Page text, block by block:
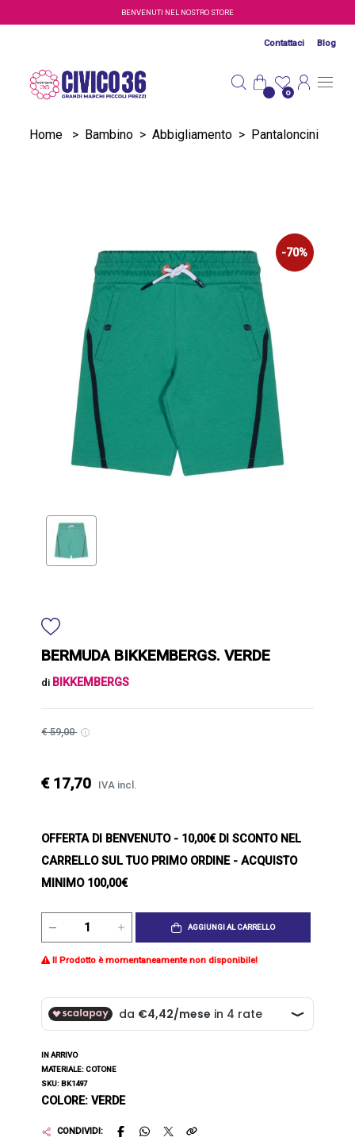
Salta al contenuto principaleBENVENUTI NEL NOSTRO STORE
Contattaci Blog
0
Home > Bambino > Abbigliamento > Pantaloncini
-70%
BERMUDA BIKKEMBERGS. VERDE
di BIKKEMBERGS
€ 59,00
€ 17,70 IVA incl.
OFFERTA DI BENVENUTO- 10,00€ DI SCONTO NEL
CARRELLO SUL TUO PRIMO ORDINE - ACQUISTO
MINIMO 100,00€
AGGIUNGI AL CARRELLO
Il Prodotto è momentaneamente non disponibile!
IN ARRIVO
MATERIALE: COTONE
SKU: BK1497
COLORE: VERDE
CONDIVIDI: